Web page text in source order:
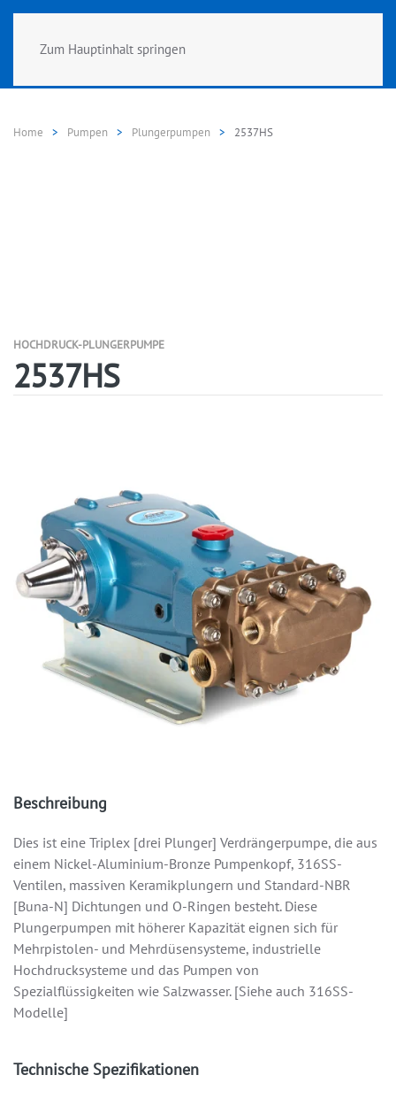
Zum Hauptinhalt springen
Home Pumpen Plungerpumpen 2537HS
HOCHDRUCK-PLUNGERPUMPE
2537HS
Beschreibung
Dies ist eine Triplex [drei Plunger] Verdrängerpumpe, die aus
einem Nickel-Aluminium-Bronze Pumpenkopf, 316SS-
Ventilen, massiven Keramikplungern und Standard-NBR
[Buna-N] Dichtungen und O-Ringen besteht. Diese
Plungerpumpen mit höherer Kapazität eignen sich für
Mehrpistolen- und Mehrdüsensysteme, industrielle
Hochdrucksysteme und das Pumpen von
Spezialflüssigkeiten wie Salzwasser. [Siehe auch 316SS-
Modelle]
Technische Spezifikationen